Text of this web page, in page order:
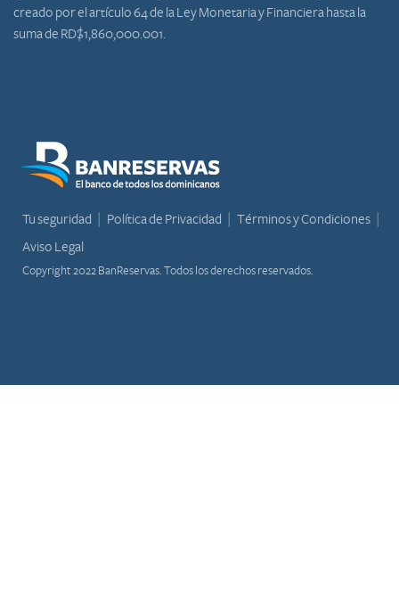
creado por el artículo 64 de la Ley Monetaria y Financiera hasta la
suma de RD$1,860,000.001.
Tu seguridad Política de Privacidad
Términos y Condiciones
Aviso Legal
Copyright 2022 BanReservas. Todos los derechos reservados.